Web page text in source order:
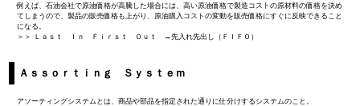
例えば、石油会社で原油価格が高騰した場合には、高い原油価格で製造コストの原材料の価格を決め
てしまうので、製品の販売価格も上がり、原油購入コストの変動を販売価格にすぐに反映できること
になる。
＞＞ Ｌａｓｔ Ｉｎ Ｆｉｒｓｔ Ｏｕｔ →先入れ先出し（ＦＩＦＯ）
Ａｓｓｏｒｔｉｎｇ Ｓｙｓｔｅｍ
アソーティングシステムとは、商品や部品を指定された通りに仕分けするシステムのこと。